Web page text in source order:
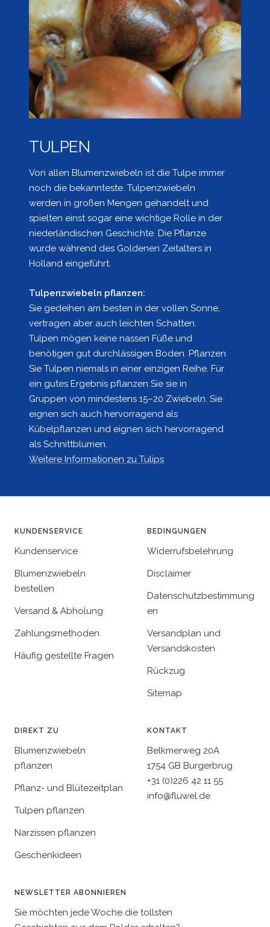
TULPEN
Von allen Blumenzwiebeln ist die Tulpe immer
noch die bekannteste. Tulpenzwiebeln
werden in großen Mengen gehandelt und
spielten einst sogar eine wichtige Rolle in der
niederländischen Geschichte. Die Pflanze
wurde während des Goldenen Zeitalters in
Holland eingeführt.
Tulpenzwiebeln pflanzen:
Sie gedeihen am besten in der vollen Sonne,
vertragen aber auch leichten Schatten.
Tulpen mögen keine nassen Füße und
benötigen gut durchlässigen Boden. Pflanzen
Sie Tulpen niemals in einer einzigen Reihe. Für
ein gutes Ergebnis pflanzen Sie sie in
Gruppen von mindestens 15–20 Zwiebeln. Sie
eignen sich auch hervorragend als
Kübelpflanzen und eignen sich hervorragend
als Schnittblumen.
Weitere Informationen zu Tulips
KUNDENSERVICE
Kundenservice
Blumenzwiebeln
bestellen
Versand & Abholung
Zahlungsmethoden
Häufig gestellte Fragen
BEDINGUNGEN
Widerrufsbelehrung
Disclaimer
Datenschutzbestimmung
en
Versandplan und
Versandskosten
Rückzug
Sitemap
DIREKT ZU
Blumenzwiebeln
pflanzen
Pflanz- und Blütezeitplan
Tulpen pflanzen
Narzissen pflanzen
Geschenkideen
KONTAKT
Belkmerweg 20A
1754 GB Burgerbrug
+31 (0)226 42 11 55
info@fluwel.de
NEWSLETTER ABONNIEREN
Sie möchten jede Woche die tollsten